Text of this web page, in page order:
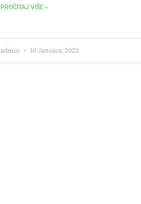
PROČITAJ VIŠE »
admin 10 Januara, 2022